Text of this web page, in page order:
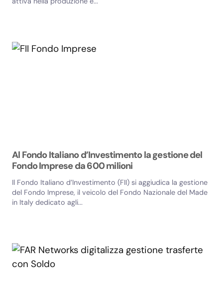
Al Fondo Italiano d’Investimento la gestione del
Fondo Imprese da 600 milioni
Il Fondo Italiano d’Investimento (FII) si aggiudica la gestione
del Fondo Imprese, il veicolo del Fondo Nazionale del Made
in Italy dedicato agli...